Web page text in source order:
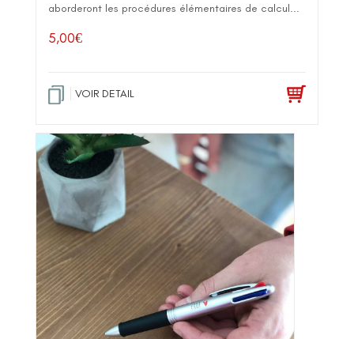
aborderont les procédures élémentaires de calcul...
5,00€
VOIR DETAIL